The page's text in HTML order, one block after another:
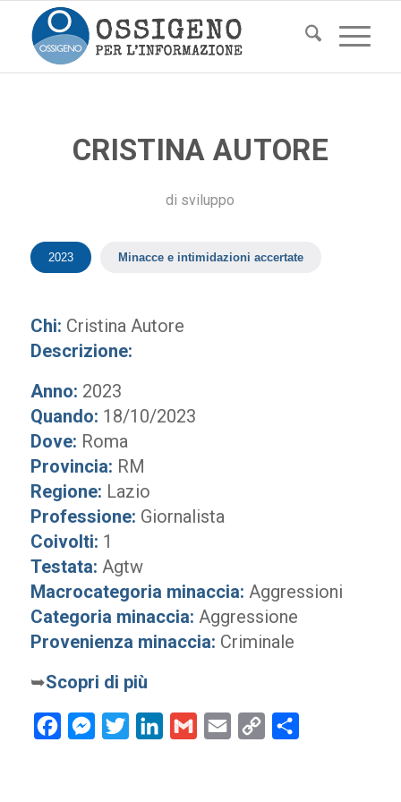
CRISTINA AUTORE
di sviluppo
2023 Minacce e intimidazioni accertate
Chi: Cristina Autore
Descrizione:
Anno: 2023
Quando: 18/10/2023
Dove: Roma
Provincia: RM
Regione: Lazio
Professione: Giornalista
Coivolti: 1
Testata: Agtw
Macrocategoria minaccia: Aggressioni
Categoria minaccia: Aggressione
Provenienza minaccia: Criminale
➥Scopri di più
FacebookMessenger
Twitter LinkedInGmail Email
Copy